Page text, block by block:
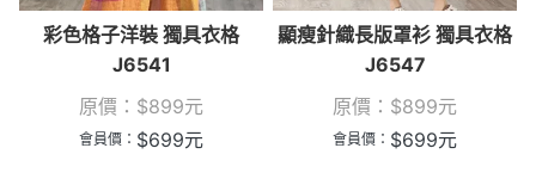
彩色格子洋裝 獨具衣格
J6541
原價： $899元
會員價： $699元
顯瘦針織長版罩衫 獨具衣格
J6547
原價： $899元
會員價： $699元